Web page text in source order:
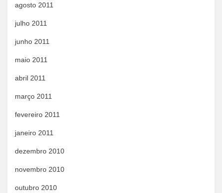
agosto 2011
julho 2011
junho 2011
maio 2011
abril 2011
março 2011
fevereiro 2011
janeiro 2011
dezembro 2010
novembro 2010
outubro 2010